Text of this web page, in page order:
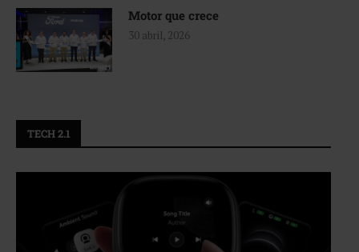
Motor que crece
30 abril, 2026
TECH 2.1